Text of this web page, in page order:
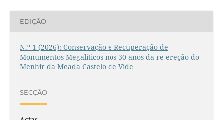
EDIÇÃO
N.º 1 (2026): Conservação e Recuperação de
Monumentos Megalíticos nos 30 anos da re-ereção do
Menhir da Meada Castelo de Vide
SECÇÃO